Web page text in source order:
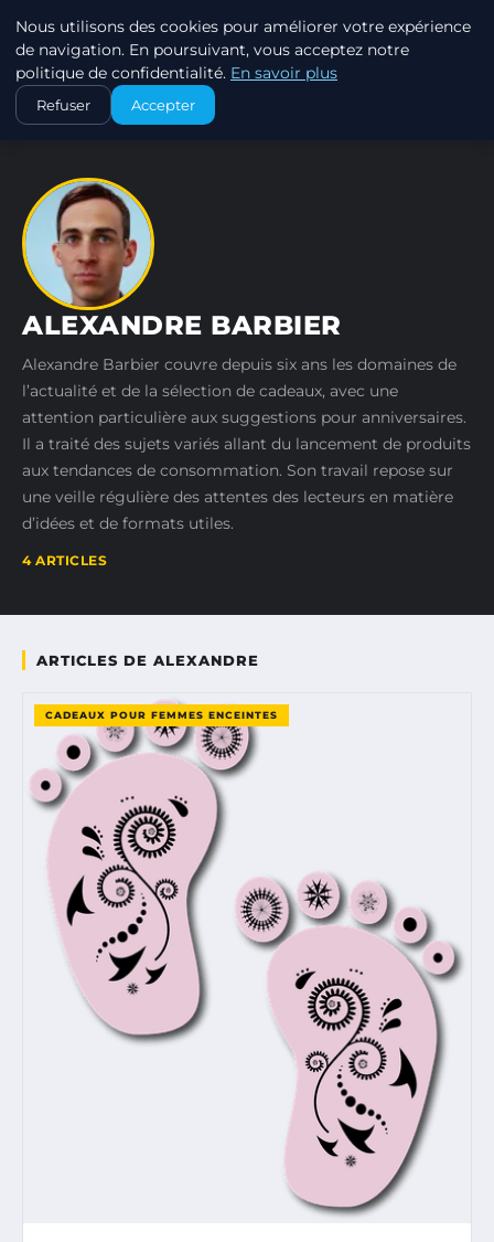
SWISSTALES
ACCUEIL AUTEURS ALEXANDRE BARBIER
ALEXANDRE BARBIER
Alexandre Barbier couvre depuis six ans les domaines de
l’actualité et de la sélection de cadeaux, avec une
attention particulière aux suggestions pour anniversaires.
Il a traité des sujets variés allant du lancement de produits
aux tendances de consommation. Son travail repose sur
une veille régulière des attentes des lecteurs en matière
d’idées et de formats utiles.
4 ARTICLES
ARTICLES DE ALEXANDRE
CADEAUX POUR FEMMES ENCEINTES
Nous utilisons des cookies pour améliorer votre expérience
de navigation. En poursuivant, vous acceptez notre
politique de confidentialité. En savoir plus
Refuser Accepter